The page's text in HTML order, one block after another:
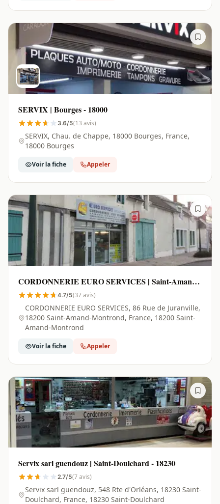
SERVIX | Bourges - 18000
3.6/5(13 avis)
SERVIX, Chau. de Chappe, 18000 Bourges, France,
18000 Bourges
Voir la fiche Appeler
CORDONNERIE EURO SERVICES | Saint-Amand-
Montrond - 18200
4.7/5(37 avis)
CORDONNERIE EURO SERVICES, 86 Rue de Juranville,
18200 Saint-Amand-Montrond, France, 18200 Saint-
Amand-Montrond
Voir la fiche Appeler
Servix sarl guendouz | Saint-Doulchard - 18230
2.7/5(7 avis)
Servix sarl guendouz, 548 Rte d'Orléans, 18230 Saint-
Doulchard, France, 18230 Saint-Doulchard